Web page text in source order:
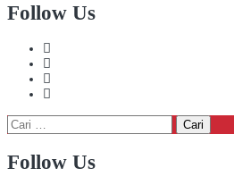
Follow Us
Cari
untuk:
Follow Us